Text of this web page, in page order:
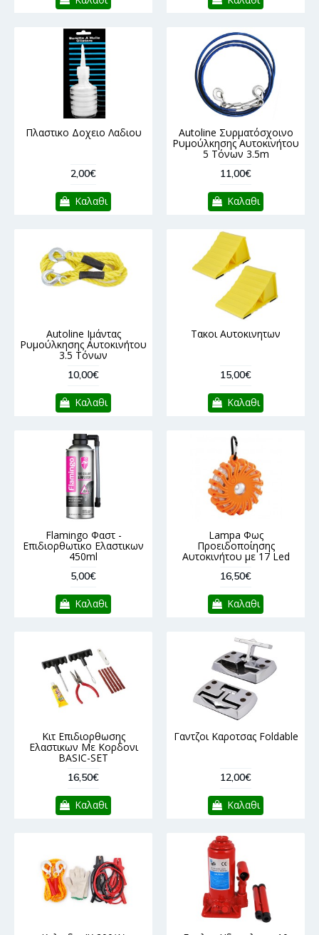
Πλαστικο Δοχειο Λαδιου
2,00€
Καλαθι
Autoline Συρματόσχοινο
Ρυμούλκησης Αυτοκινήτου
5 Τόνων 3.5m
11,00€
Καλαθι
Autoline Ιμάντας
Ρυμούλκησης Αυτοκινήτου
3.5 Τόνων
10,00€
Καλαθι
Τακοι Αυτοκινητων
15,00€
Καλαθι
Flamingo Φαστ -
Επιδιορθωτικο Ελαστικων
450ml
5,00€
Καλαθι
Lampa Φως
Προειδοποίησης
Αυτοκινήτου με 17 Led
16,50€
Καλαθι
Κιτ Επιδιορθωσης
Ελαστικων Με Κορδονι
BASIC-SET
16,50€
Καλαθι
Γαντζοι Καροτσας Foldable
12,00€
Καλαθι